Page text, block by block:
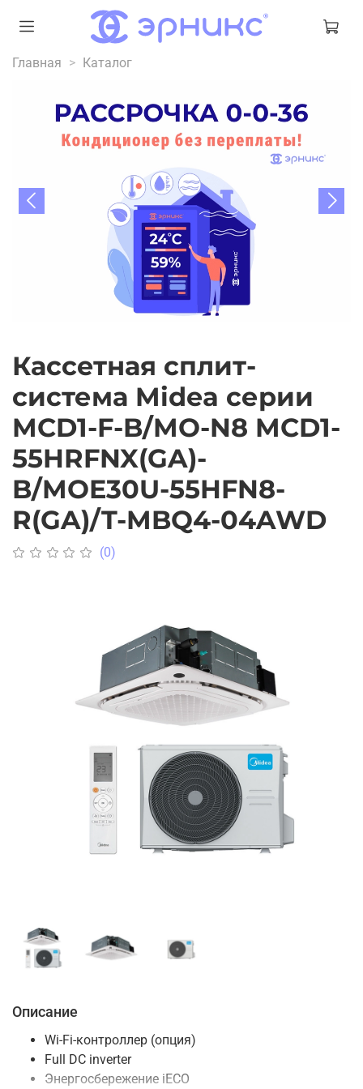
Главная Каталог
Кассетная сплит-
система Midea серии
MCD1-F-B/MO-N8 MCD1-
55HRFNX(GA)-
B/MOE30U-55HFN8-
R(GA)/T-MBQ4-04AWD
(0)
Описание
Wi-Fi-контроллер (опция)
Full DC inverter
Энергосбережение iЕСО